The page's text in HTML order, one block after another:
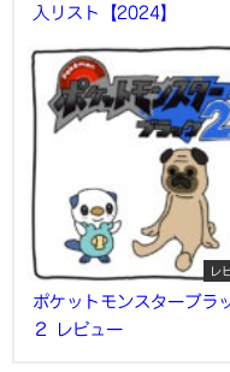
入リスト【2024】
レ
ポケットモンスターブラ
２ レビュー